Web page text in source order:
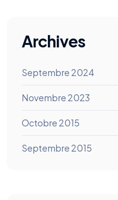
Archives
Septembre 2024
Novembre 2023
Octobre 2015
Septembre 2015